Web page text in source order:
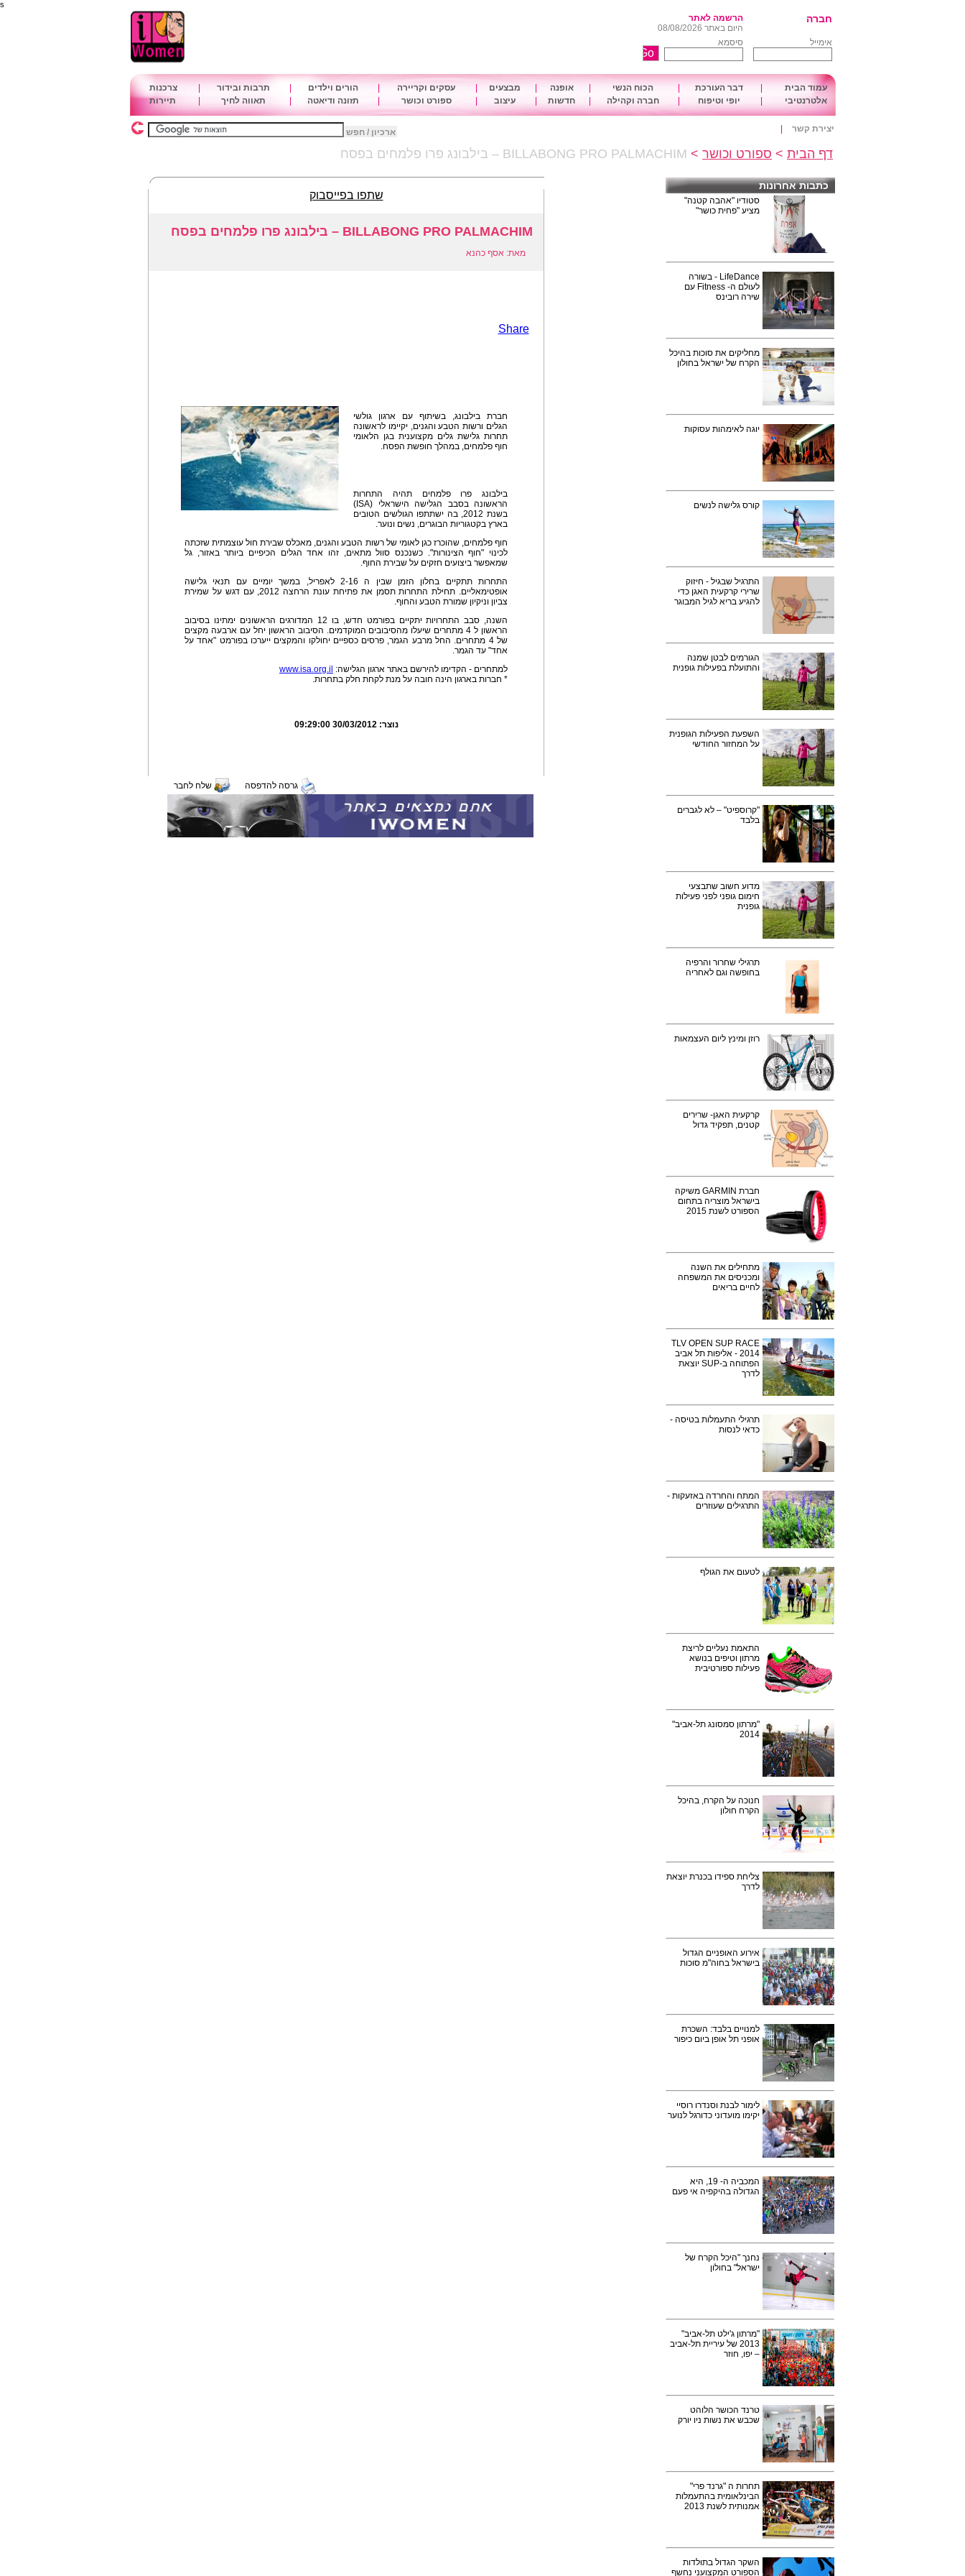
s
חברה
הרשמה לאתר
היום באתר 08/08/2026
אימייל
סיסמא
עמוד הבית דבר העורכת הכוח הנשי אופנה מבצעים עסקים וקריירה הורים וילדים תרבות ובידור
צרכנות
אלטרנטיבי
יופי וטיפוח חברה וקהילה חדשות עיצוב ספורט וכושר תזונה ודיאטה תאווה לחיך תיירות
יצירת קשר ארכיון / חפש
דף הבית > ספורט וכושר > BILLABONG PRO PALMACHIM – בילבונג פרו פלמחים בפסח
כתבות אחרונות
סטודיו "אהבה קטנה"
מציע "פחית כושר"
LifeDance - בשורה
לעולם ה- Fitness עם
שירה רובינס
מחליקים את סוכות בהיכל
הקרח של ישראל בחולון
יוגה לאימהות עסוקות
קורס גלישה לנשים
התרגיל שבגיל - חיזוק
שרירי קרקעית האגן כדי
להגיע בריא לגיל המבוגר
הגורמים לבטן שמנה
והתועלת בפעילות גופנית
השפעת הפעילות הגופנית
על המחזור החודשי
"קרוספיט" – לא לגברים
בלבד
מדוע חשוב שתבצעי
חימום גופני לפני פעילות
גופנית
תרגילי שחרור והרפיה
בחופשה וגם לאחריה
רוזן ומינץ ליום העצמאות
קרקעית האגן- שרירים
קטנים, תפקיד גדול
חברת GARMIN משיקה
בישראל מוצריה בתחום
הספורט לשנת 2015
מתחילים את השנה
ומכניסים את המשפחה
לחיים בריאים
TLV OPEN SUP RACE
2014 - אליפות תל אביב
הפתוחה ב-SUP יוצאת
לדרך
תרגילי התעמלות בטיסה -
כדאי לנסות
המתח והחרדה באזעקות -
התרגילים שעוזרים
לטעום את הגולף
התאמת נעליים לריצת
מרתון וטיפים בנושא
פעילות ספורטיבית
"מרתון סמסונג תל-אביב"
2014
חנוכה על הקרח, בהיכל
הקרח חולון
צליחת ספידו בכנרת יוצאת
לדרך
אירוע האופניים הגדול
בישראל בחוה"מ סוכות
למנויים בלבד: השכרת
אופני תל אופן ביום כיפור
לימור לבנת וסנדרו רוסיי
יקימו מועדוני כדורגל לנוער
המכביה ה- 19, היא
הגדולה בהיקפיה אי פעם
נחנך "היכל הקרח של
ישראל" בחולון
"מרתון ג'ילט תל-אביב"
2013 של עיריית תל-אביב
– יפו, חוזר
טרנד הכושר הלוהט
שכבש את נשות ניו יורק
תחרות ה "גרנד פרי"
הבינלאומית בהתעמלות
אמנותית לשנת 2013
השקר הגדול בתולדות
הספורט המקצועני נחשף
שתפו בפייסבוק
BILLABONG PRO PALMACHIM – בילבונג פרו פלמחים בפסח
מאת: אסף כהנא
Share
חברת בילבונג, בשיתוף עם ארגון גולשי
הגלים ורשות הטבע והגנים, יקיימו לראשונה
תחרות גלישת גלים מקצוענית בגן הלאומי
חוף פלמחים, במהלך חופשת הפסח.
בילבונג פרו פלמחים תהיה התחרות
הראשונה בסבב הגלישה הישראלי (ISA)
בשנת 2012, בה ישתתפו הגולשים הטובים
בארץ בקטגוריות הבוגרים, נשים ונוער.
חוף פלמחים, שהוכרז כגן לאומי של רשות הטבע והגנים, מאכלס שבירת חול עוצמתית שזכתה
לכינוי "חוף הצינורות". כשנכנס סוול מתאים, זהו אחד הגלים הכיפיים ביותר באזור, גל
שמאפשר ביצועים חזקים על שבירת החוף.
התחרות תתקיים בחלון הזמן שבין ה 2-16 לאפריל, במשך יומיים עם תנאי גלישה
אופטימאליים. תחילת התחרות תסמן את פתיחת עונת הרחצה 2012, עם דגש על שמירת
צביון וניקיון שמורת הטבע והחוף.
השנה, סבב התחרויות יתקיים בפורמט חדש, בו 12 המדורגים הראשונים ימתינו בסיבוב
הראשון ל 4 מתחרים שיעלו מהסיבובים המוקדמים. הסיבוב הראשון יחל עם ארבעה מקצים
של 4 מתחרים. החל מרבע הגמר, פרסים כספיים יחולקו והמקצים ייערכו בפורמט "אחד על
אחד" עד הגמר.
למתחרים - הקדימו להירשם באתר ארגון הגלישה: www.isa.org.il
* חברות בארגון הינה חובה על מנת לקחת חלק בתחרות.
נוצר:30/03/2012 09:29:00
גרסה להדפסה שלח לחבר